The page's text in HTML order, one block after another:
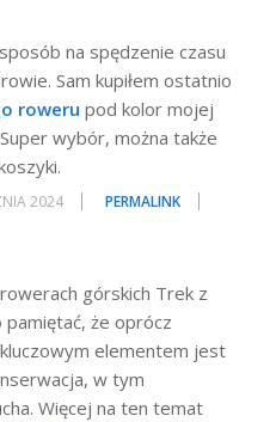
na spędzenie czasu
Sam kupiłem ostatnio
roweru pod kolor mojej
wybór, można także
2024
PERMALINK
górskich Trek z
pamiętać, że oprócz
elementem jest
w tym
Więcej na ten temat